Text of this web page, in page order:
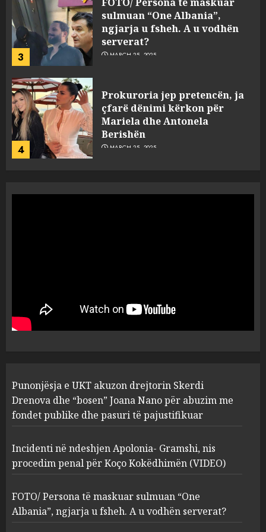
3
sulmuan “One Albania”,
ngjarja u fsheh. A u vodhën
serverat?
MARCH 25, 2025
4
Prokuroria jep pretencën, ja
çfarë dënimi kërkon për
Mariela dhe Antonela
Berishën
MARCH 25, 2025
1
“bosen” Joana Nano për
abuzim me fondet publike dhe
pasuri të pajustifikuar
2
Apolonia- Gramshi, nis
procedim penal për Koço
Kokëdhimën (VIDEO)
MARCH 27, 2025
3
FOTO/ Persona të maskuar
sulmuan “One Albania”,
ngjarja u fsheh. A u vodhën
serverat?
MARCH 25, 2025
Punonjësja e UKT akuzon drejtorin Skerdi
Drenova dhe “bosen” Joana Nano për abuzim me
fondet publike dhe pasuri të pajustifikuar
Incidenti në ndeshjen Apolonia- Gramshi, nis
procedim penal për Koço Kokëdhimën (VIDEO)
FOTO/ Persona të maskuar sulmuan “One
Albania”, ngjarja u fsheh. A u vodhën serverat?